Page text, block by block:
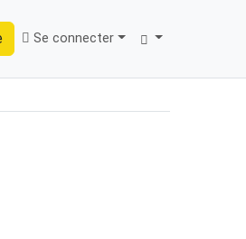
Se connecter
Trouver